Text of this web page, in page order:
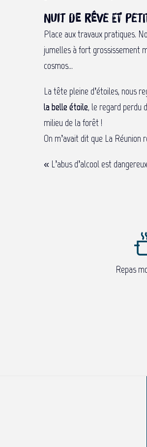
Nuit de rêve et
Place aux travaux pratiques.
jumelles à fort grossissement
cosmos…
La tête pleine d’étoiles, nous
la belle étoile, le regard perdu
milieu de la forêt !
On m’avait dit que La
« L’abus d’alcool est
Repas